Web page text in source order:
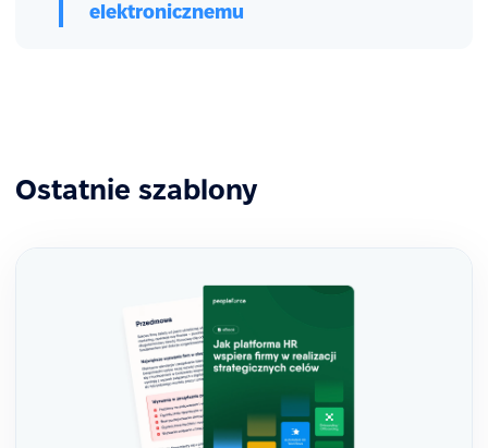
elektronicznemu
Ostatnie szablony